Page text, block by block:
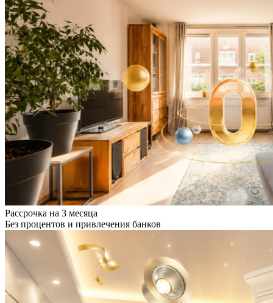
Рассрочка на 3 месяца
Без процентов и привлечения банков